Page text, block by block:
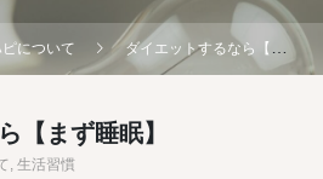
について ダイエットするなら【まず睡眠】
【まず睡眠】
生活習慣